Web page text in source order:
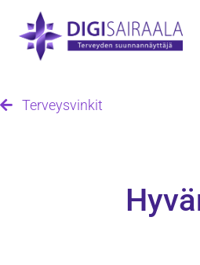
Terveysvinkit